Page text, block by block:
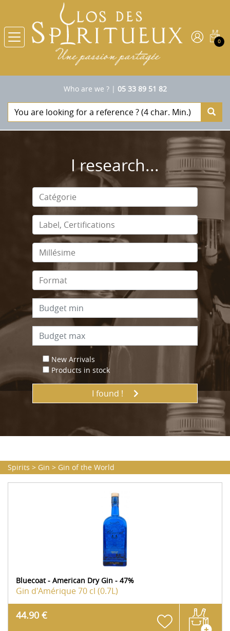
0
Who are we ?| 05 33 89 51 82
I research...
New Arrivals
Products in stock
I found !
Spirits > Gin > Gin of the World
Bluecoat - American Dry Gin - 47%
Gin d'Amérique70 cl (0.7L)
44.90 €